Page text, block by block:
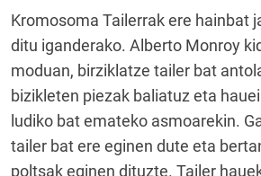
Kromosoma Tailerrak ere hainbat
ditu iganderako. Alberto Monroy
moduan, birziklatze tailer bat
bizikleten piezak baliatuz eta
ludiko bat emateko asmoarekin.
tailer bat ere eginen dute eta
poltsak eginen dituzte. Tailer